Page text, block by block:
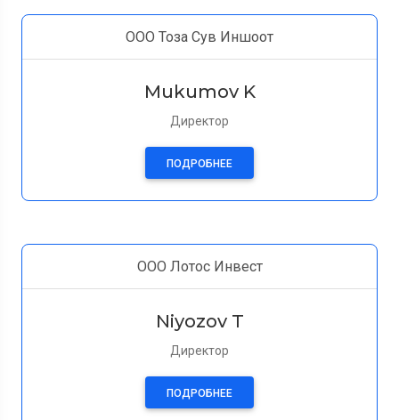
ООО Тоза Сув Иншоот
Mukumov K
Директор
ПОДРОБНЕЕ
ООО Лотос Инвест
Niyozov T
Директор
ПОДРОБНЕЕ